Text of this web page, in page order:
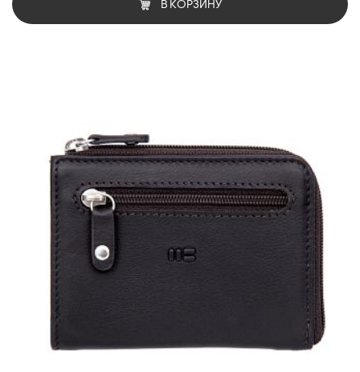
В КОРЗИНУ